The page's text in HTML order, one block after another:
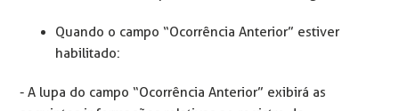
Quando o campo “Ocorrência Anterior” estiver
habilitado:
- A lupa do campo “Ocorrência Anterior” exibirá as